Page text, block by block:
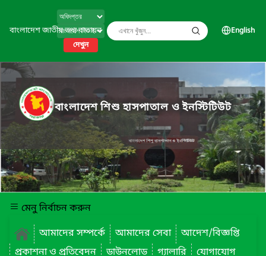
বাংলাদেশ জাতীয় তথ্য বাতায়ন
দেখুন
English
বাংলাদেশ শিশু হাসপাতাল ও ইনস্টিটিউট
মেনু নির্বাচন করুন
আমাদের সম্পর্কে
আমাদের সেবা
আদেশ/বিজ্ঞপ্তি
প্রকাশনা ও প্রতিবেদন
ডাউনলোড গ্যালারি
যোগাযোগ